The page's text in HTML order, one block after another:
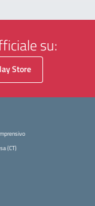
su:
Store
(CT)
iniziale della scuola